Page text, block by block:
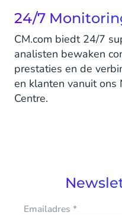
24/7
CM.com biedt 24/7
analisten bewaken
prestaties en de
en klanten vanuit ons
Centre.
Emailadres *